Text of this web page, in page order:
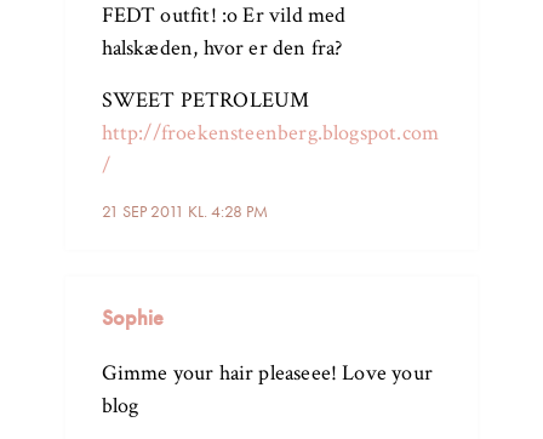
21 SEP 2011 KL. 4:28 PM
FEDT outfit! :o Er vild med
halskæden, hvor er den fra?
SWEET PETROLEUM
http://froekensteenberg.blogspot.com
/
Sophie
Gimme your hair pleaseee! Love your
blog